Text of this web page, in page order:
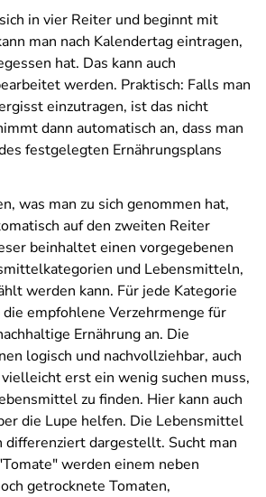
in vier Reiter und beginnt mit
man nach Kalendertag eintragen,
hat. Das kann auch
werden. Praktisch: Falls man
einzutragen, ist das nicht
dann automatisch an, dass man
festgelegten Ernährungsplans
was man zu sich genommen hat,
auf den zweiten Reiter
beinhaltet einen vorgegebenen
und Lebensmitteln,
werden kann. Für jede Kategorie
empfohlene Verzehrmenge für
Ernährung an. Die
logisch und nachvollziehbar, auch
erst ein wenig suchen muss,
zu finden. Hier kann auch
die Lupe helfen. Die Lebensmittel
differenziert dargestellt. Sucht man
werden einem neben
getrocknete Tomaten,